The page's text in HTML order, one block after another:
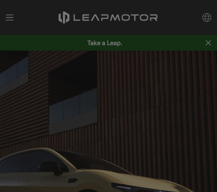
Take a Leap.